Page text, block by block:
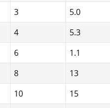
3 5.0
4 5.3
6 1.1
8 13
10 15